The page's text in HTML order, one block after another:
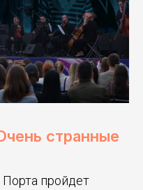
странные
пройдет